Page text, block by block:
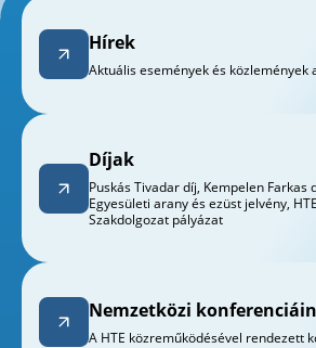
Hírek
Aktuális események és közlemények
Díjak
Puskás Tivadar díj, Kempelen Farkas
Egyesületi arany és ezüst jelvény,
Szakdolgozat pályázat
Nemzetközi
A HTE közreműködésével rendezett